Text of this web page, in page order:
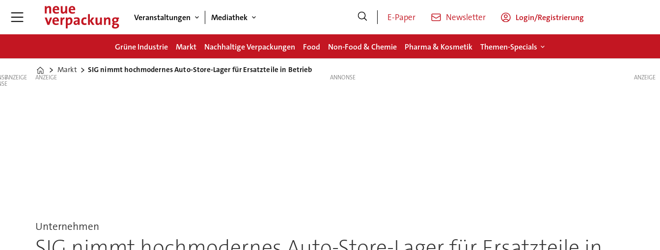
Veranstaltungen Mediathek E-Paper Newsletter Login/Registrierung
Grüne Industrie Markt Nachhaltige Verpackungen Food Non-Food & Chemie Pharma & Kosmetik Themen-Specials
Home
Markt SIG nimmt hochmodernes Auto-Store-Lager für Ersatzteile in Betrieb
ANZEIGE ANZEIGE
Unternehmen
ANZEIGE